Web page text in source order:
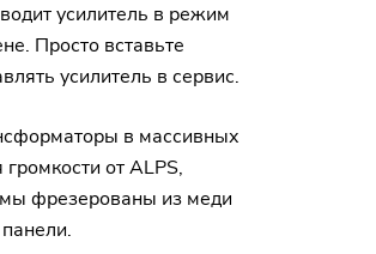
усилитель в режим
Просто вставьте
усилитель в сервис.
в массивных
от ALPS,
фрезерованы из меди